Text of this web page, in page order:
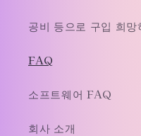
공비 등으로 구입 희망
FAQ
소프트웨어 FAQ
회사 소개